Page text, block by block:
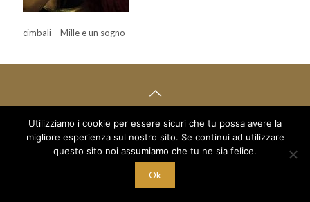
cimbali – Mille e un sogno
© 2018 Mille e un Sogno di Boboc Ramona Oana - via Arduino 5
/a - C/O Palestra Alexandria
C.F. BBC RNN 78T68 Z129M - P.I. 10221700015
Utilizziamo i cookie per essere sicuri che tu possa avere la
migliore esperienza sul nostro sito. Se continui ad utilizzare
questo sito noi assumiamo che tu ne sia felice.
Ok